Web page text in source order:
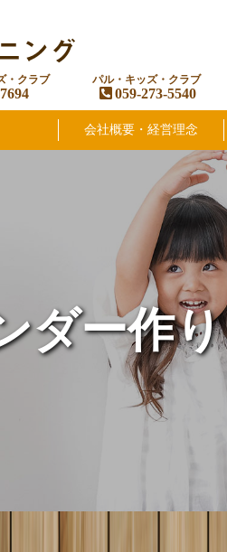
・クラブ パル・キッズ・クラブ
059-273-5540
会社概要・経営理念
ダー作り